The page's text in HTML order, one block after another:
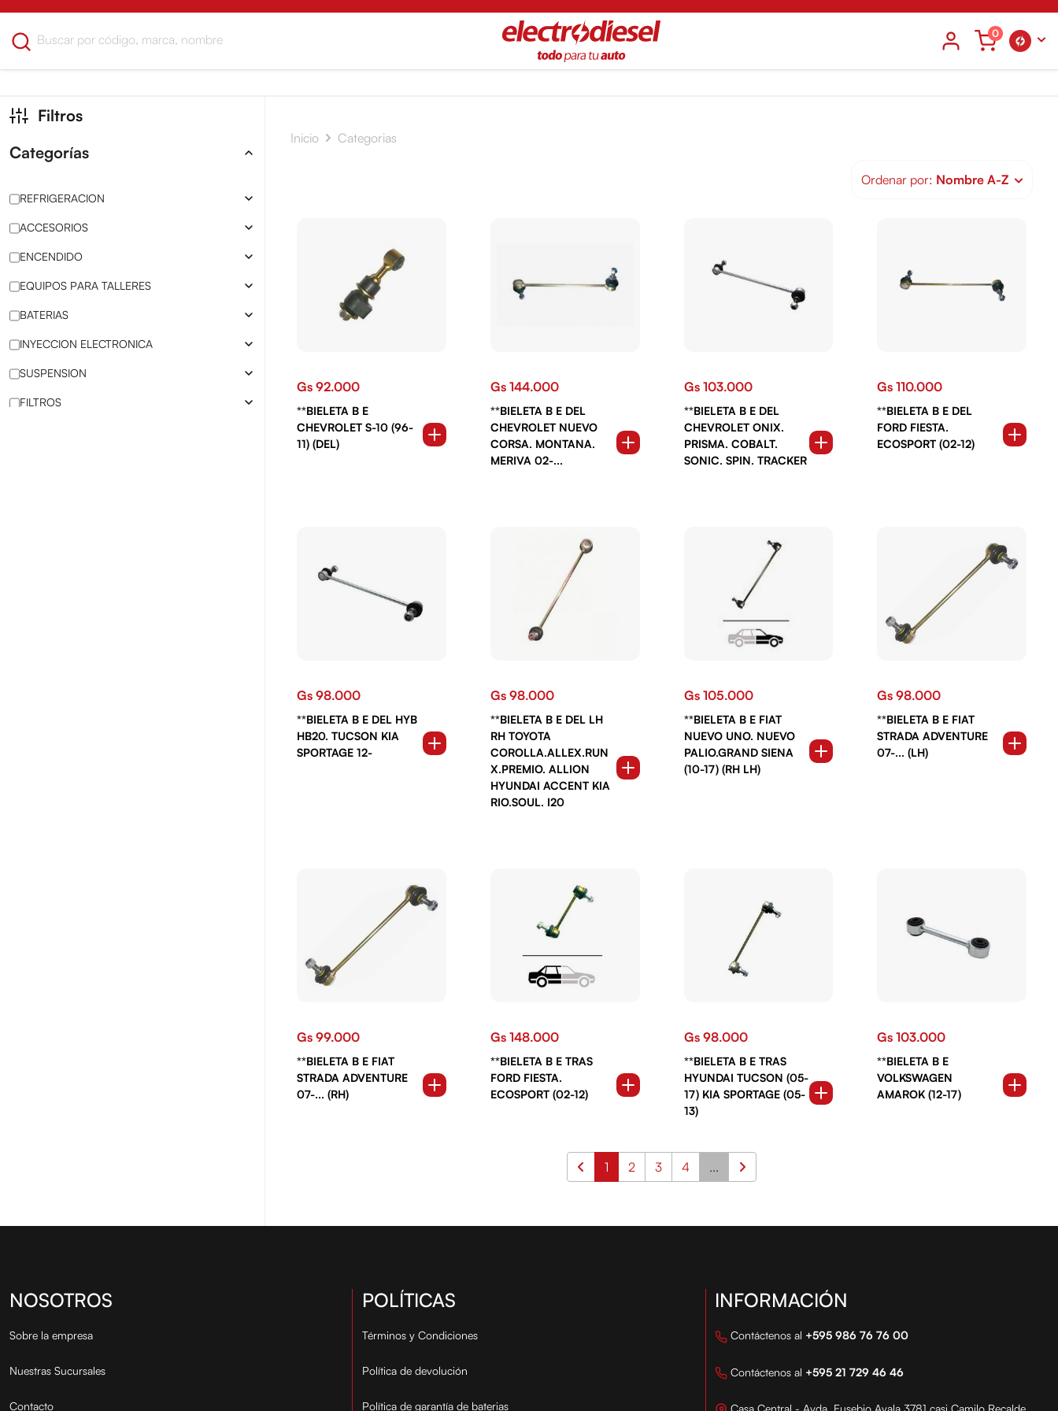
0
Filtros
Categorías
REFRIGERACION
ACCESORIOS
ENCENDIDO
EQUIPOS PARA TALLERES
BATERIAS
INYECCION ELECTRONICA
SUSPENSION
FILTROS
Inicio Categorias
Ordenar por: Nombre A-Z
Gs 92.000
**BIELETA B E
CHEVROLET S-10 (96-
11) (DEL)
Gs 144.000
**BIELETA B E DEL
CHEVROLET NUEVO
CORSA. MONTANA.
MERIVA 02-...
Gs 103.000
**BIELETA B E DEL
CHEVROLET ONIX.
PRISMA. COBALT.
SONIC. SPIN. TRACKER
Gs 110.000
**BIELETA B E DEL
FORD FIESTA.
ECOSPORT (02-12)
Gs 98.000
**BIELETA B E DEL HYB
HB20. TUCSON KIA
SPORTAGE 12-
Gs 98.000
**BIELETA B E DEL LH
RH TOYOTA
COROLLA.ALLEX.RUN
X.PREMIO. ALLION
HYUNDAI ACCENT KIA
RIO.SOUL. I20
Gs 105.000
**BIELETA B E FIAT
NUEVO UNO. NUEVO
PALIO.GRAND SIENA
(10-17) (RH LH)
Gs 98.000
**BIELETA B E FIAT
STRADA ADVENTURE
07-... (LH)
Gs 99.000
**BIELETA B E FIAT
STRADA ADVENTURE
07-... (RH)
Gs 148.000
**BIELETA B E TRAS
FORD FIESTA.
ECOSPORT (02-12)
Gs 98.000
**BIELETA B E TRAS
HYUNDAI TUCSON (05-
17) KIA SPORTAGE (05-
13)
Gs 103.000
**BIELETA B E
VOLKSWAGEN
AMAROK (12-17)
1 2 3 4 ...
NOSOTROS
Sobre la empresa
Nuestras Sucursales
Contacto
POLÍTICAS
Términos y Condiciones
Política de devolución
Política de garantía de baterias
INFORMACIÓN
Contáctenos al +595 986 76 76 00
Contáctenos al +595 21 729 46 46